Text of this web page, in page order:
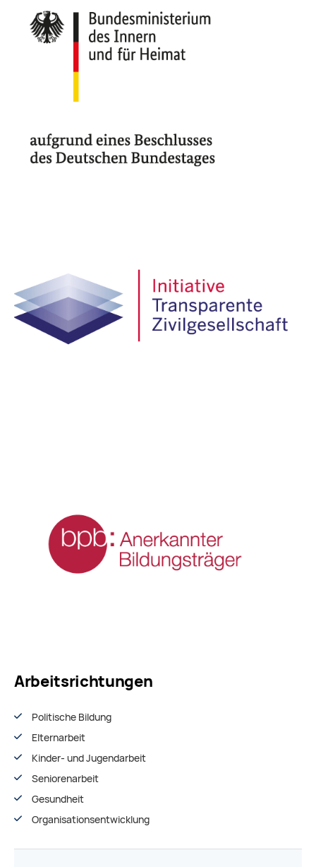
Arbeitsrichtungen
Politische Bildung
Elternarbeit
Kinder- und Jugendarbeit
Seniorenarbeit
Gesundheit
Organisationsentwiсklung